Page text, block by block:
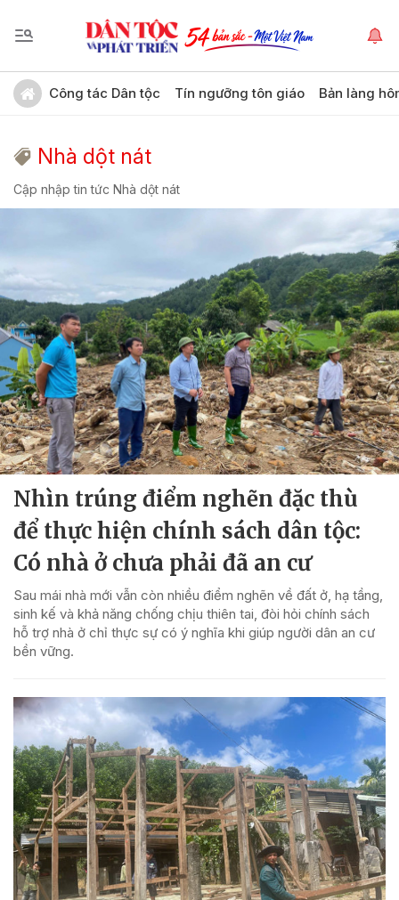
Công tác Dân tộc Tín ngưỡng tôn giáo Bản làng
Nhà dột nát
Cập nhập tin tức Nhà dột nát
Nhìn trúng điểm nghẽn đặc thù
để thực hiện chính sách dân tộc:
Có nhà ở chưa phải đã an cư
Sau mái nhà mới vẫn còn nhiều điểm nghẽn về đất ở, hạ tầng,
sinh kế và khả năng chống chịu thiên tai, đòi hỏi chính sách
hỗ trợ nhà ở chỉ thực sự có ý nghĩa khi giúp người dân an cư
bền vững.